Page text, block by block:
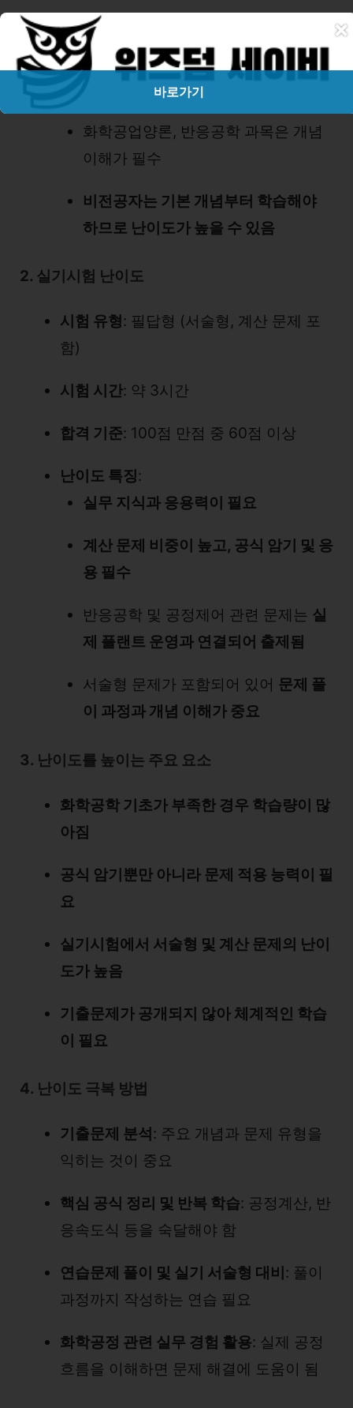
유리
화공양론 및 단위조작에서
복잡한 계
산 문제 출제됨
화학공업양론, 반응공학 과목은 개념
이해가 필수
비전공자는 기본 개념부터 학습해야
하므로 난이도가 높을 수 있음
2. 실기시험 난이도
시험 유형: 필답형 (서술형, 계산 문제 포
함)
시험 시간: 약 3시간
합격 기준: 100점 만점 중 60점 이상
난이도 특징:
실무 지식과 응용력이 필요
계산 문제 비중이 높고, 공식 암기 및 응
용 필수
반응공학 및 공정제어 관련 문제는 실
제 플랜트 운영과 연결되어 출제됨
서술형 문제가 포함되어 있어 문제 풀
이 과정과 개념 이해가 중요
3. 난이도를 높이는 주요 요소
화학공학 기초가 부족한 경우 학습량이 많
아짐
공식 암기뿐만 아니라 문제 적용 능력이 필
요
실기시험에서 서술형 및 계산 문제의 난이
도가 높음
기출문제가 공개되지 않아 체계적인 학습
이 필요
4. 난이도 극복 방법
기출문제 분석 : 주요 개념과 문제 유형을
익히는 것이 중요
핵심 공식 정리 및 반복 학습: 공정계산, 반
응속도식 등을 숙달해야 함
연습문제 풀이 및 실기 서술형 대비 : 풀이
과정까지 작성하는 연습 필요
화학공정 관련 실무 경험 활용: 실제 공정
흐름을 이해하면 문제 해결에 도움이 됨
×
바로가기